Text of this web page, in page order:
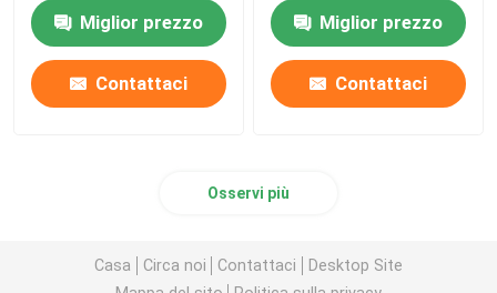
Miglior prezzo
Contattaci
Miglior prezzo
Contattaci
Osservi più
Casa Circa noi Contattaci
Desktop Site